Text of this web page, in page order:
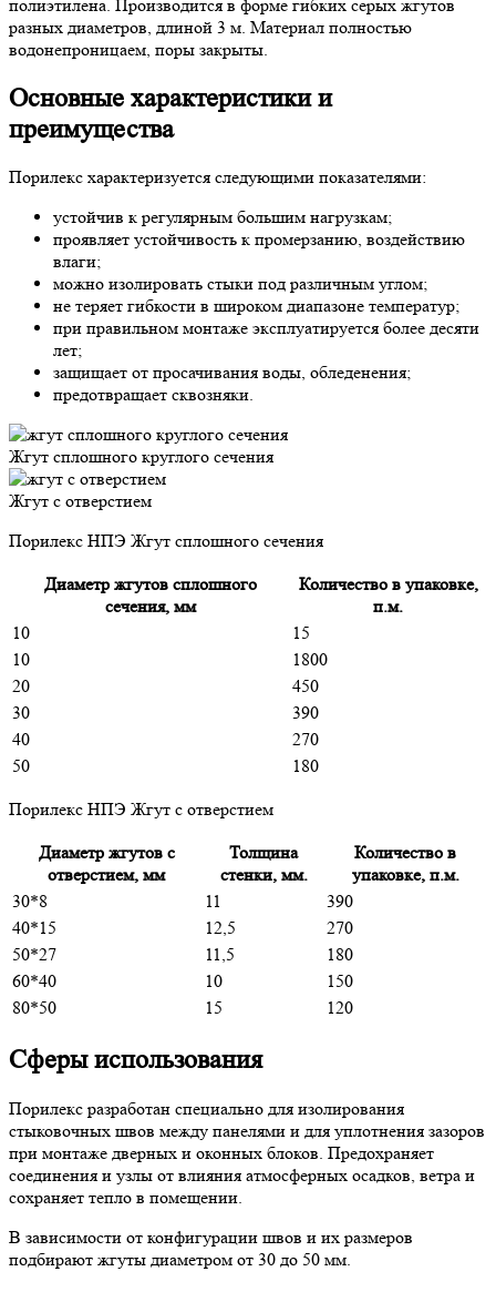
полиэтилена. Производится в форме гибких серых жгутов
разных диаметров, длиной 3 м. Материал полностью
водонепроницаем, поры закрыты.
Основные характеристики и
преимущества
Порилекс характеризуется следующими показателями:
устойчив к регулярным большим нагрузкам;
проявляет устойчивость к промерзанию, воздействию
влаги;
можно изолировать стыки под различным углом;
не теряет гибкости в широком диапазоне температур;
при правильном монтаже эксплуатируется более десяти
лет;
защищает от просачивания воды, обледенения;
предотвращает сквозняки.
Жгут сплошного круглого сечения
Жгут с отверстием
Порилекс НПЭ Жгут сплошного сечения
Диаметр жгутов сплошного
сечения, мм
Количество в упаковке,
п.м.
10
15
10
1800
20
450
30
390
40
270
50
180
Порилекс НПЭ Жгут с отверстием
Диаметр жгутов с
отверстием, мм
Толщина
стенки, мм.
Количество в
упаковке, п.м.
30*8
11
390
40*15
12,5
270
50*27
11,5
180
60*40
10
150
80*50
15 120
Сферы использования
Порилекс разработан специально для изолирования
стыковочных швов между панелями и для уплотнения зазоров
при монтаже дверных и оконных блоков. Предохраняет
соединения и узлы от влияния атмосферных осадков, ветра и
сохраняет тепло в помещении.
В зависимости от конфигурации швов и их размеров
подбирают жгуты диаметром от 30 до 50 мм.